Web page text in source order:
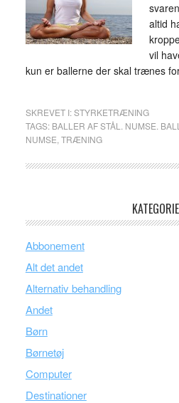
altid
vil
kun er ballerne der skal trænes
SKREVET I:STYRKETRÆNING
TAGS: BALLER AF STÅL. NUMSE.
NUMSE TRÆNING
Abbonement
Alt det andet
Alternativ behandling
Andet
Børn
Børnetøj
Computer
Destinationer